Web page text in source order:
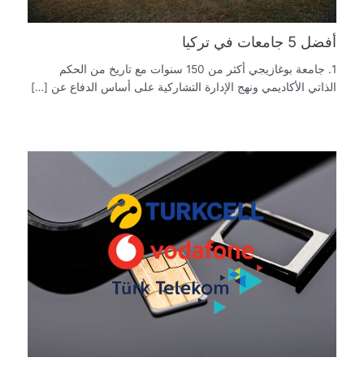
أفضل 5 جامعات في تركيا
1. جامعة بوغازيجي أكثر من 150 سنوات مع تاريخ من الحكم
الذاتي الأكاديمي ونهج الإدارة التشاركية على أساس الدفاع عن […]